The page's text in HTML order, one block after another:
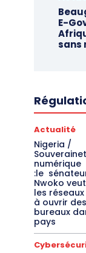
E-
sans
Actualité
Nigeria /
numérique
:le
Nwoko
les
à ouvrir des
bureaux
pays